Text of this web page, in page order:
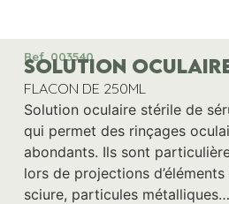
Ref. 003540
SOLUTION
FLACON DE 250ML
Solution oculaire stérile de
qui permet des rinçages
abondants. Ils sont
lors de projections
sciure, particules métalliques…